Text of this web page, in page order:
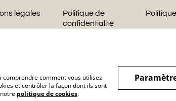
légales
Politique de
confidentialité
comprendre comment vous utilisez
et contrôler la façon dont ils sont
politique de cookies.